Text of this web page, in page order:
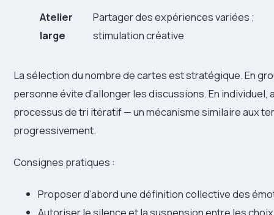
Atelier
large
Partager des expériences variées ;
stimulation créative
La sélection du nombre de cartes est stratégique. En
personne évite d’allonger les discussions. En
processus de tri itératif — un mécanisme similaire aux
progressivement.
Consignes pratiques :
Proposer d’abord une définition collective des
Autoriser le silence et la suspension entre les